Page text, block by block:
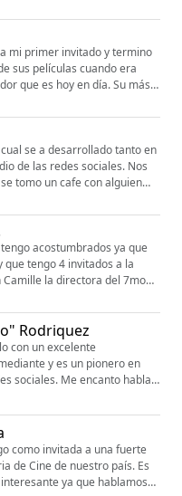
mi primer invitado y termino
sus películas cuando era
que es hoy en día. Su más
Espero que les
se a desarrollado tanto en
de las redes sociales. Nos
tomo un cafe con alguien
con Ángel
Roosevelt #...
acostumbrados ya que
tengo 4 invitados a la
Camille la directora del 7mo
de PR "Hecho en
7 al 13 de abril en los cines
...
EP 18 Erik "Chicho" Rodriquez
con un excelente
y es un pionero en
sociales. Me encanto hablar
bien segura en su
en quien es. Espero que
tanto como a mí me
Rodriguez. Este
OFX los mejores en mueb...
como invitada a una fuerte
de Cine de nuestro país. Es
ya que hablamos